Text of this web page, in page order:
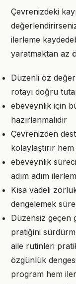
Çevrenizdeki
ilerleme
yaratmaktan az
Düzenli öz
rotayı doğru
ebeveynlik için
hazırlanmalıdır
Çevrenizden
kolaylaştırır
ebeveynlik
adım adım
Kısa vadeli
dengelemek
Düzensiz geçen
pratiğini
aile rutinleri
özgünlük
program hem